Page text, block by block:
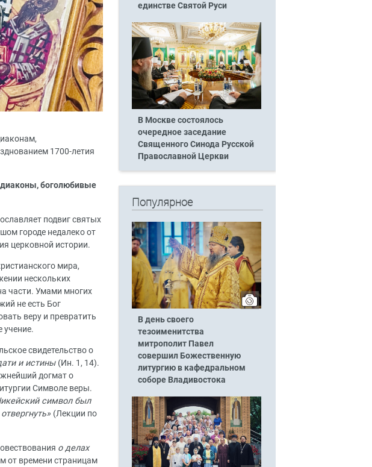
1700-летия
боголюбивые
подвиг святых
городе недалеко от
церковной истории.
мира,
нескольких
части. Умами многих
не есть Бог
веру и превратить
учение.
свидетельство о
и истины (Ин. 1, 14).
догмат о
Символе веры.
символ был
(Лекции по
о делах
от времени страницам
единстве Святой Руси
В Москве состоялось
очередное заседание
Священного Синода Русской
Православной Церкви
Популярное
В день своего
тезоименитства
митрополит Павел
совершил Божественную
литургию в кафедральном
соборе Владивостока